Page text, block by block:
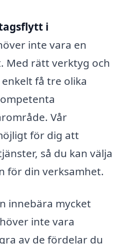
i
inte vara en
Med rätt verktyg och
få tre olika
Vår
för dig att
så du kan välja
för din verksamhet.
innebära mycket
inte vara
av de fördelar du